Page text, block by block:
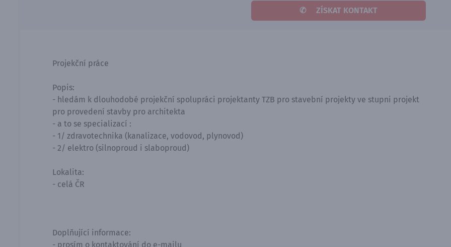
✆ ZÍSKAT KONTAKT
Projekční práce
Popis:
- hledám k dlouhodobé projekční spolupráci projektanty TZB pro stavební projekty ve stupni projekt
pro provedení stavby pro architekta
- a to se specializací :
- 1/ zdravotechnika (kanalizace, vodovod, plynovod)
- 2/ elektro (silnoproud i slaboproud)
Lokalita:
- celá ČR
Doplňující informace:
- prosím o kontaktování do e-mailu